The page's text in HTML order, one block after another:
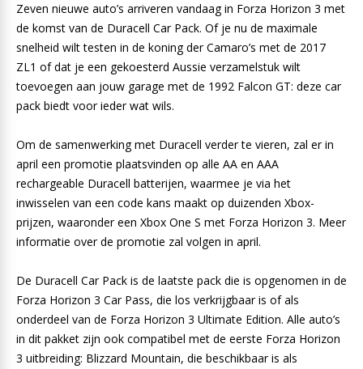
Zeven nieuwe auto’s arriveren vandaag in Forza Horizon 3 met
de komst van de Duracell Car Pack. Of je nu de maximale
snelheid wilt testen in de koning der Camaro’s met de 2017
ZL1 of dat je een gekoesterd Aussie verzamelstuk wilt
toevoegen aan jouw garage met de 1992 Falcon GT: deze car
pack biedt voor ieder wat wils.
Om de samenwerking met Duracell verder te vieren, zal er in
april een promotie plaatsvinden op alle AA en AAA
rechargeable Duracell batterijen, waarmee je via het
inwisselen van een code kans maakt op duizenden Xbox-
prijzen, waaronder een Xbox One S met Forza Horizon 3. Meer
informatie over de promotie zal volgen in april.
De Duracell Car Pack is de laatste pack die is opgenomen in de
Forza Horizon 3 Car Pass, die los verkrijgbaar is of als
onderdeel van de Forza Horizon 3 Ultimate Edition. Alle auto’s
in dit pakket zijn ook compatibel met de eerste Forza Horizon
3 uitbreiding: Blizzard Mountain, die beschikbaar is als